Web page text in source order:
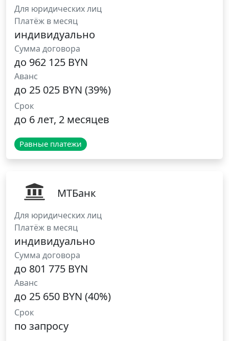
Для юридических лиц
Платёж в месяц
индивидуально
Сумма договора
до 962 125 BYN
Аванс
до 25 025 BYN (39%)
Срок
до 6 лет, 2 месяцев
Равные платежи
МТБанк
Для юридических лиц
Платёж в месяц
индивидуально
Сумма договора
до 801 775 BYN
Аванс
до 25 650 BYN (40%)
Срок
по запросу